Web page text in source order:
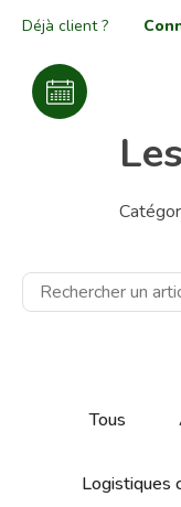
Déjà client ?
Tous
Logistiques